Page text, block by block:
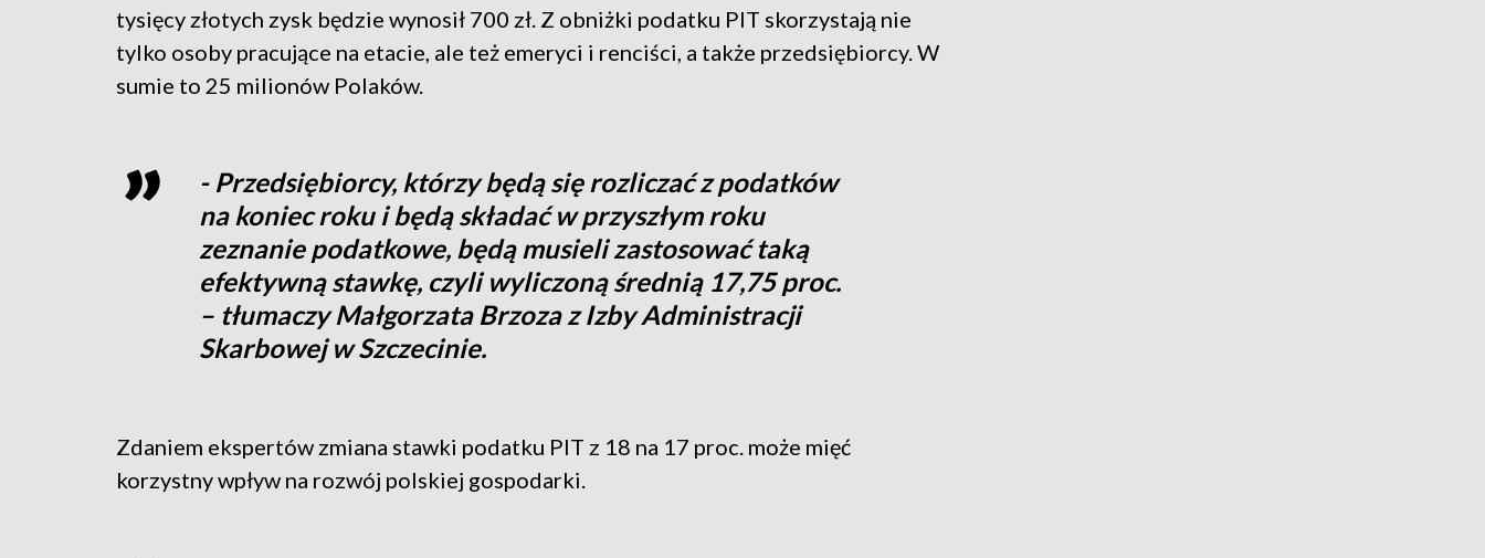
tysięcy złotych zysk będzie wynosił 700 zł. Z obniżki podatku PIT skorzystają nie
tylko osoby pracujące na etacie, ale też emeryci i renciści, a także przedsiębiorcy. W
sumie to 25 milionów Polaków.
- Przedsiębiorcy, którzy będą się rozliczać z podatków
na koniec roku i będą składać w przyszłym roku
zeznanie podatkowe, będą musieli zastosować taką
efektywną stawkę, czyli wyliczoną średnią 17,75 proc.
– tłumaczy Małgorzata Brzoza z Izby Administracji
Skarbowej w Szczecinie.
Zdaniem ekspertów zmiana stawki podatku PIT z 18 na 17 proc. może mięć
korzystny wpływ na rozwój polskiej gospodarki.